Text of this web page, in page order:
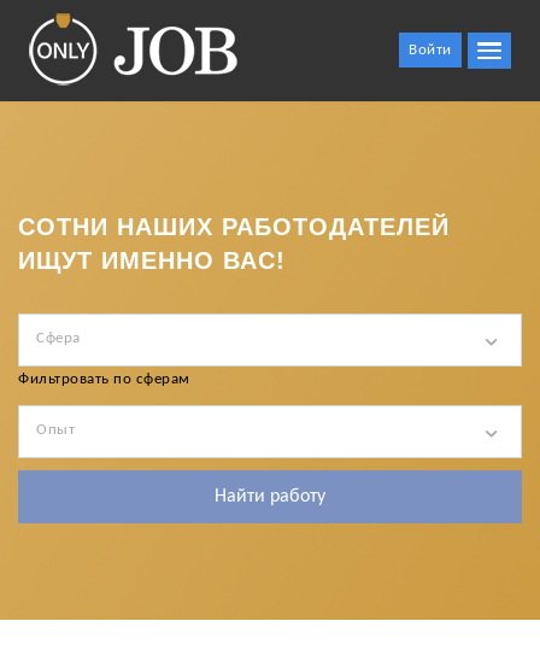
Войти
СОТНИ НАШИХ РАБОТОДАТЕЛЕЙ
ИЩУТ ИМЕННО ВАС!
Сфера
Фильтровать по сферам
Опыт